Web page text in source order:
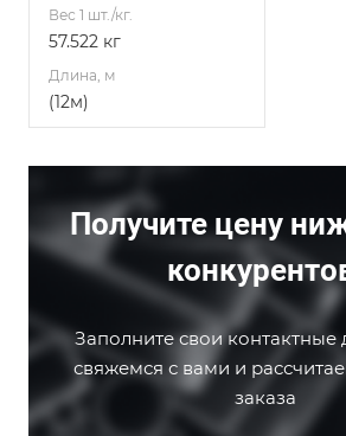
Вес 1 шт./кг.
57.522 кг
Длина, м
(12м)
Получите цену
Заполните свои
свяжемся с вами и
заказа